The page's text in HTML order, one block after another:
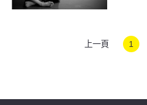
上一頁 1